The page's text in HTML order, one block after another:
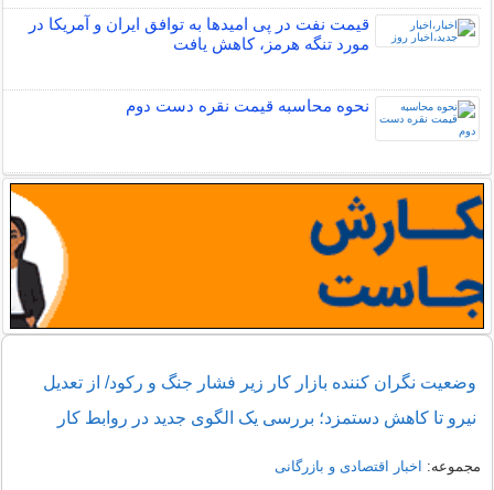
قیمت نفت در پی امیدها به توافق ایران و آمریکا در
مورد تنگه هرمز، کاهش یافت
نحوه محاسبه قیمت نقره دست دوم
وضعیت نگران کننده بازار کار زیر فشار جنگ و رکود/ از تعدیل
نیرو تا کاهش دستمزد؛ بررسی یک الگوی جدید در روابط کار
مجموعه: اخبار اقتصادی و بازرگانی